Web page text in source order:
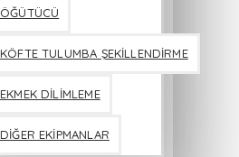
ÖĞÜTÜCÜ
KÖFTE TULUMBA ŞEKİLLENDİRME
EKMEK DİLİMLEME
DİĞER EKİPMANLAR